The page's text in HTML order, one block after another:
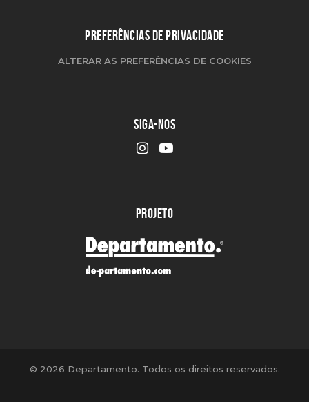
PREFERÊNCIAS DE PRIVACIDADE
ALTERAR AS PREFERÊNCIAS DE COOKIES
SIGA-NOS
PROJETO
© 2026 Departamento. Todos os direitos reservados.